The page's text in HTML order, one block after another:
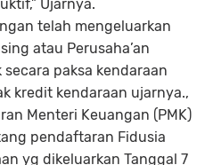
Ujarnya.
telah mengeluarkan
atau Perusaha’an
paksa kendaraan
kredit kendaraan ujarnya.,
Menteri Keuangan (PMK)
pendaftaran Fidusia
yg dikeluarkan Tanggal 7